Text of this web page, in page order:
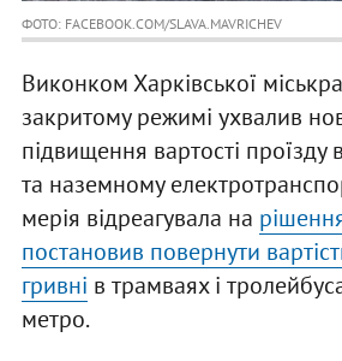
ФОТО: FACEBOOK.COM/SLAVA.MAVRICHEV
Виконком Харківської
закритому режимі ухвалив
підвищення вартості проїзду
та наземному
мерія відреагувала на
постановив повернути
гривні в трамваях і
метро.